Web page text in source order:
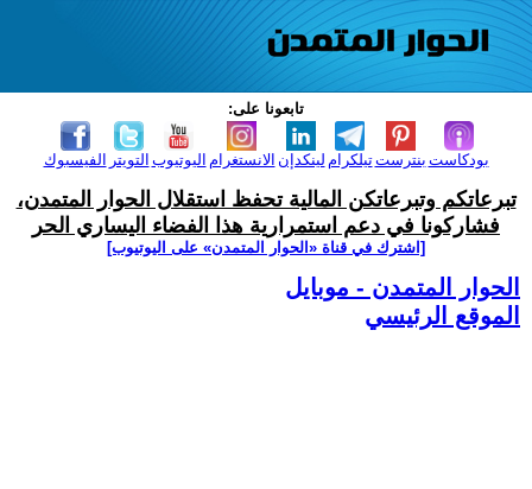
تابعونا على:
الفيسبوك التويتر اليوتيوب الانستغرام لينكدإن تيلكرامبنترست بودكاست
تبرعاتكم وتبرعاتكن المالية تحفظ استقلال الحوار المتمدن،
فشاركونا في دعم استمرارية هذا الفضاء اليساري الحر
[اشترك في قناة ‫«الحوار المتمدن» على اليوتيوب]
الحوار المتمدن - موبايل
الموقع الرئيسي